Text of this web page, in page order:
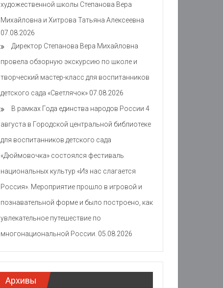
художественной школы Степанова Вера
Михайловна и Хитрова Татьяна Алексеевна
07.08.2026
Директор Степанова Вера Михайловна
провела обзорную экскурсию по школе и
творческий мастер-класс для воспитанников
детского сада «Светлячок» 07.08.2026
В рамках Года единства народов России 4
августа в Городской центральной библиотеке
для воспитанников детского сада
«Дюймовочка» состоялся фестиваль
национальных культур «Из нас слагается
Россия». Мероприятие прошло в игровой и
познавательной форме и было построено, как
увлекательное путешествие по
многонациональной России. 05.08.2026
Архивы